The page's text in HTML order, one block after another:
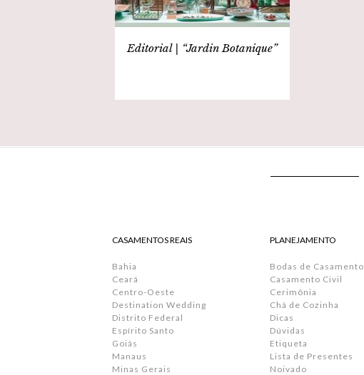
Editorial | “Jardin Botanique”
CASAMENTOS REAIS
Bahia
Ceará
Centro-Oeste
Destination Wedding
Distrito Federal
Espírito Santo
Goiás
Manaus
Minas Gerais
PLANEJAMENTO
Bodas de Casamento
Casamento Civil
Cerimônia
Chá de Cozinha
Dicas
Dúvidas
Etiqueta
Lista de Presentes
Noivado